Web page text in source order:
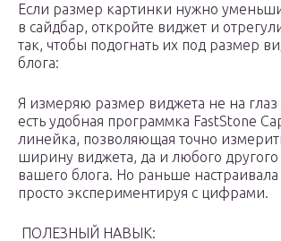
Если размер картинки нужно
в сайдбар, откройте виджет и
так, чтобы подогнать их под размер
блога:
Я измеряю размер виджета не на глаз
есть удобная программка FastStone
линейка, позволяющая точно
ширину виджета, да и любого другого
вашего блога. Но раньше настраивала
просто экспериментируя с цифрами.
ПОЛЕЗНЫЙ НАВЫК: